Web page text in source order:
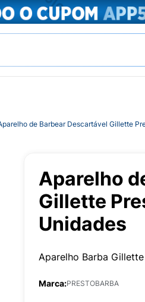
de Barbear Descartável Gillette
Aparelho
Gillette
Unidades
Aparelho Barba
Marca:PRESTOBARBA